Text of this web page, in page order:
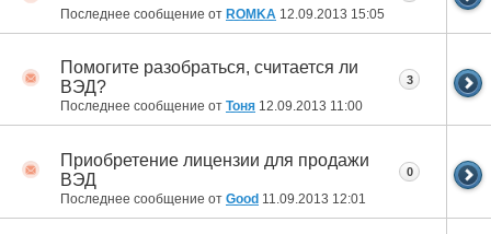
Последнее сообщение от ROMKA 12.09.2013 15:05
Помогите разобраться, считается ли
ВЭД?
Последнее сообщение от Тоня 12.09.2013 11:00
3
Приобретение лицензии для продажи
ВЭД
Последнее сообщение от Good 11.09.2013 12:01
0